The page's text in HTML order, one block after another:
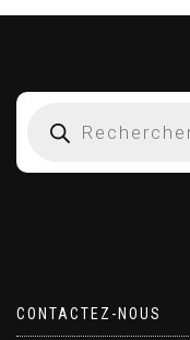
CONTACTEZ-NOUS